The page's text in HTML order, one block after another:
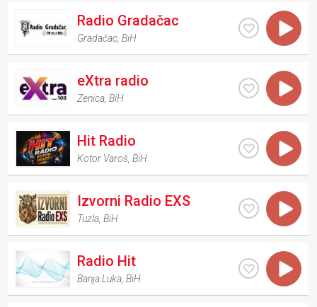
Radio Gradačac
Gradačac ,BiH
eXtra radio
Zenica ,BiH
Hit Radio
Kotor Varoš ,BiH
Izvorni Radio EXS
Tuzla ,BiH
Radio Hit
Banja Luka ,BiH